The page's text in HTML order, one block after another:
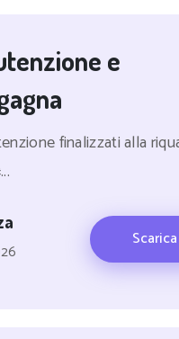
e
finalizzati alla